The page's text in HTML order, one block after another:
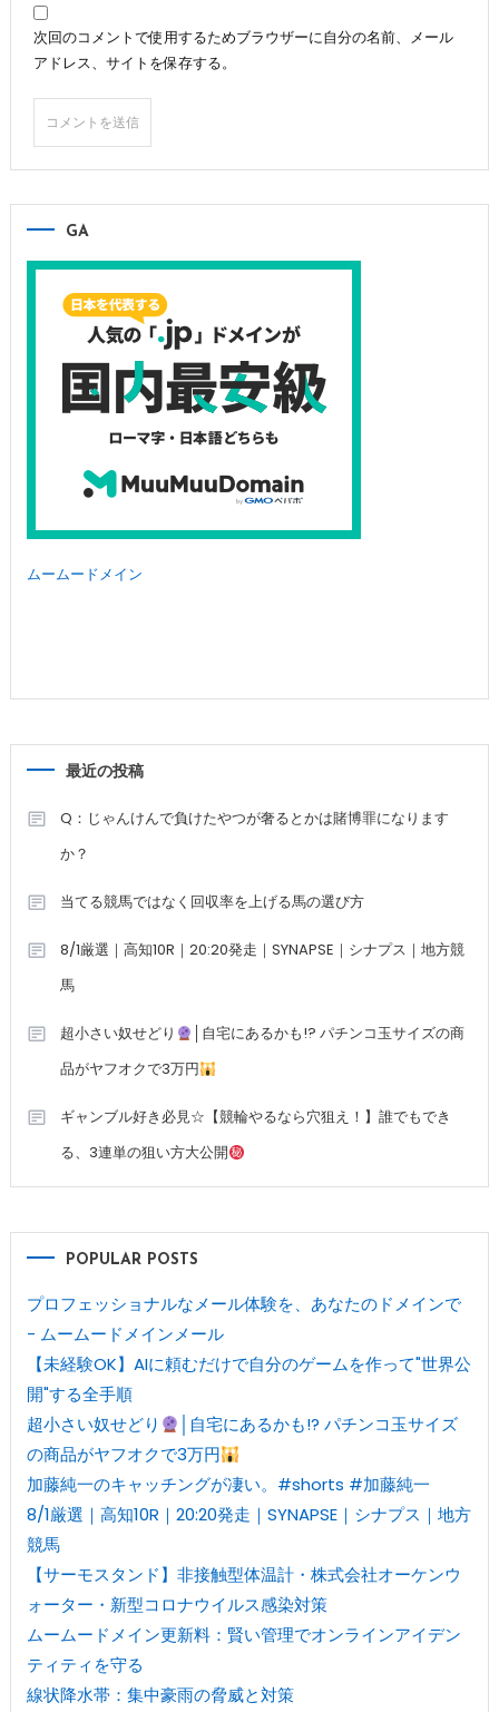
次回のコメントで使用するためブラウザーに自分の名前、メール
アドレス、サイトを保存する。
GA
ムームードメイン
最近の投稿
Q：じゃんけんで負けたやつが奢るとかは賭博罪になります
か？
当てる競馬ではなく回収率を上げる馬の選び方
8/1厳選｜高知10R｜20:20発走｜SYNAPSE｜シナプス｜地方競
馬
超小さい奴せどり
│自宅にあるかも!? パチンコ玉サイズの商
品がヤフオクで3万円
ギャンブル好き必見☆【競輪やるなら穴狙え！】誰でもでき
る、3連単の狙い方大公開
POPULAR POSTS
プロフェッショナルなメール体験を、あなたのドメインで
- ムームードメインメール
【未経験OK】AIに頼むだけで自分のゲームを作って"世界公
開"する全手順
超小さい奴せどり
│自宅にあるかも!? パチンコ玉サイズ
の商品がヤフオクで3万円
加藤純一のキャッチングが凄い。#shorts #加藤純一
8/1厳選｜高知10R｜20:20発走｜SYNAPSE｜シナプス｜地方
競馬
【サーモスタンド】非接触型体温計・株式会社オーケンウ
ォーター・新型コロナウイルス感染対策
ムームードメイン更新料：賢い管理でオンラインアイデン
ティティを守る
線状降水帯：集中豪雨の脅威と対策